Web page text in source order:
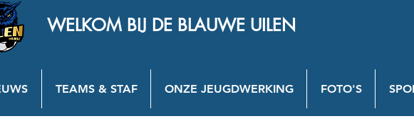
WELKOM BIJ DE BLAUWE UILEN
TEAMS & STAF ONZE JEUGDWERKING FOTO'S